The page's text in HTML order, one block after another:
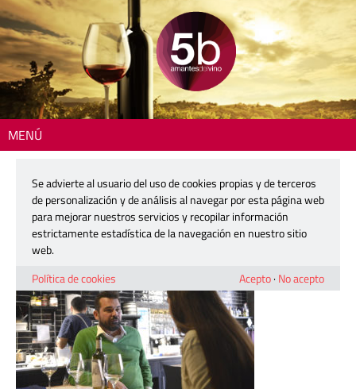
MENÚ
211125-paco-guillen-05b
2 diciembre, 2021
Se advierte al usuario del uso de cookies propias y de terceros
de personalización y de análisis al navegar por esta página web
para mejorar nuestros servicios y recopilar información
estrictamente estadística de la navegación en nuestro sitio
web.
Política de cookies
Acepto· No acepto